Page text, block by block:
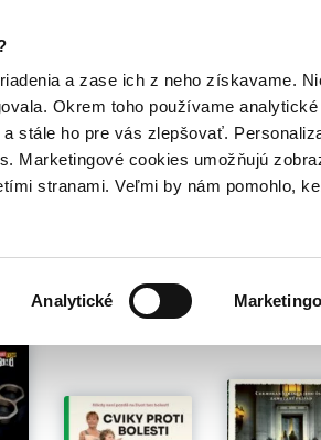
a zase ich z neho získavame.
Okrem toho používame
stále ho pre vás zlepšovať.
Marketingové cookies umožňujú
stranami. Veľmi by nám pomohlo,
Analytické